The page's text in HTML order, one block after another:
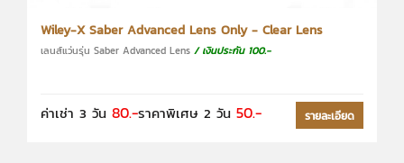
Wiley-X Saber Advanced Lens Only - Clear Lens
เลนส์แว่นรุ่น Saber Advanced Lens / เงินประกัน 100.-
ค่าเช่า 3 วัน 80.-ราคาพิเศษ 2 วัน 50.- รายละเอียด